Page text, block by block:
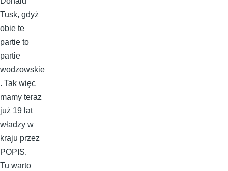
Tusk, gdyż
obie te
partie to
partie
wodzowskie
. Tak więc
mamy teraz
już 19 lat
władzy w
kraju przez
POPIS.
Tu warto